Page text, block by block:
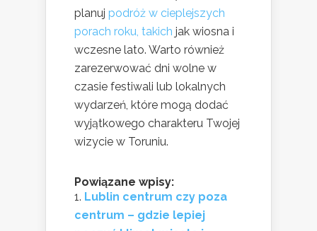
planuj podróż w cieplejszych
porach roku, takich jak wiosna i
wczesne lato. Warto również
zarezerwować dni wolne w
czasie festiwali lub lokalnych
wydarzeń, które mogą dodać
wyjątkowego charakteru Twojej
wizycie w Toruniu.
Powiązane wpisy:
Lublin centrum czy poza
centrum – gdzie lepiej